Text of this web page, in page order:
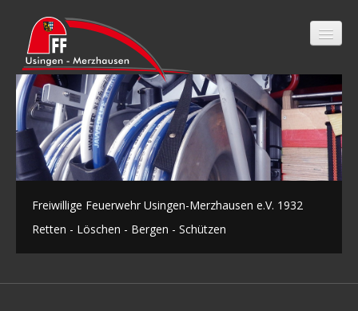
Startseite
Nachrichten
Feuerwehr
Freiwillige Feuerwehr Usingen-Merzhausen e.V. 1932
Retten - Löschen - Bergen - Schützen